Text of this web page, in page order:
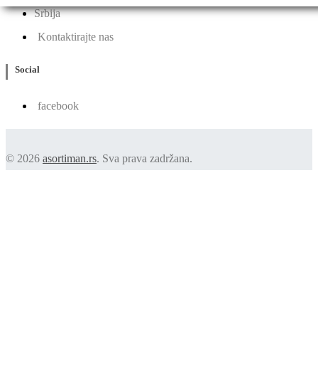
Srbija
Kontaktirajte nas
Social
facebook
© 2026 asortiman.rs. Sva prava zadržana.